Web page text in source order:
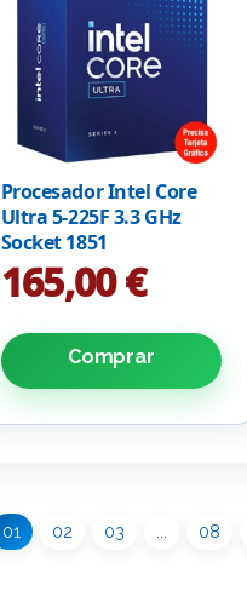
Procesador Intel Core
Ultra 5-225F 3.3 GHz
Socket 1851
165,00 €
Comprar
01 02 03 08